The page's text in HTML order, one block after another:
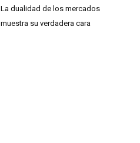
La dualidad de los mercados
muestra su verdadera cara